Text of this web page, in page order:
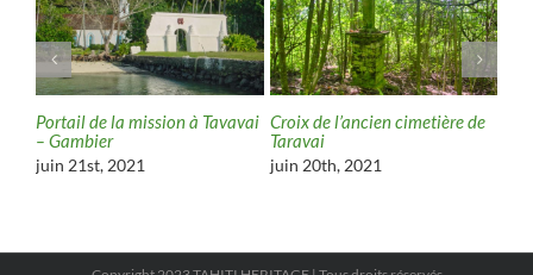
Portail de la mission à Tavavai
– Gambier
juin 21st, 2021
Croix de l’ancien cimetière de
Taravai
juin 20th, 2021